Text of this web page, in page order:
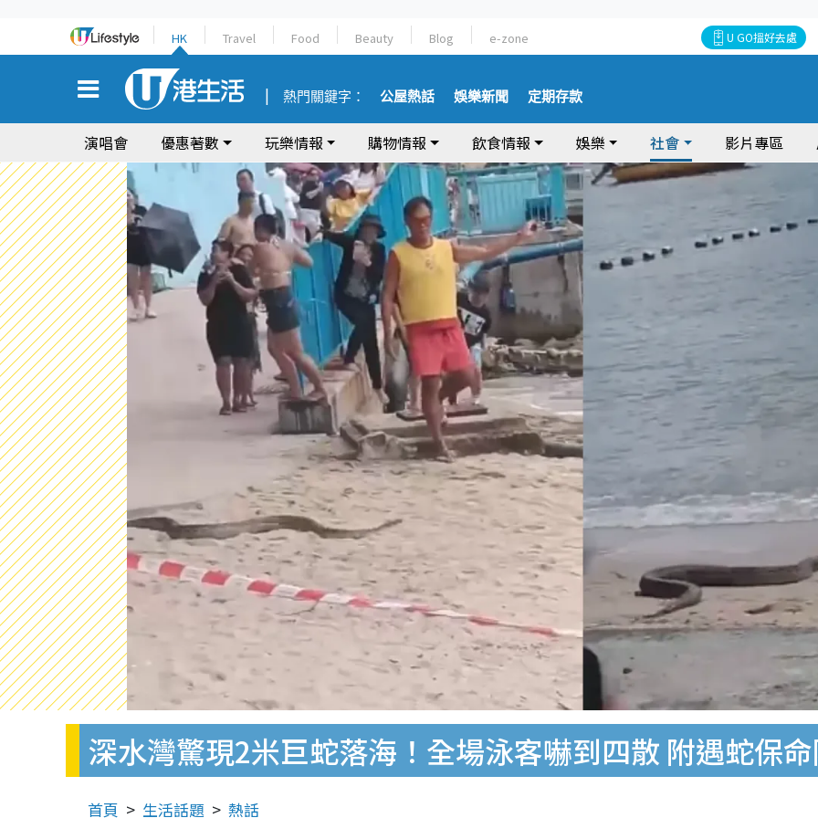
HK Travel Food Beauty Blog e-zone U GO搵好去處
熱門關鍵字： 公屋熱話 娛樂新聞 定期存款
演唱會 優惠著數 玩樂情報 購物情報 飲食情報 娛樂 社會 影片專區
深水灣驚現2米巨蛇落海！全場泳客嚇到四散 附遇蛇保
首頁 生活話題 熱話